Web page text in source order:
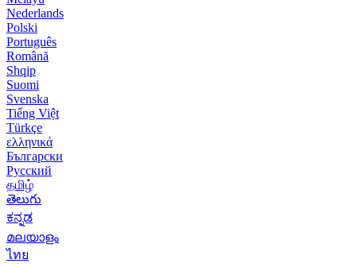
Nederlands
Polski
Português
Română
Shqip
Suomi
Svenska
Tiếng Việt
Türkçe
ελληνικά
Български
Русский
தமிழ்
తెలుగు
ಕನ್ನಡ
മലയാളം
ไทย